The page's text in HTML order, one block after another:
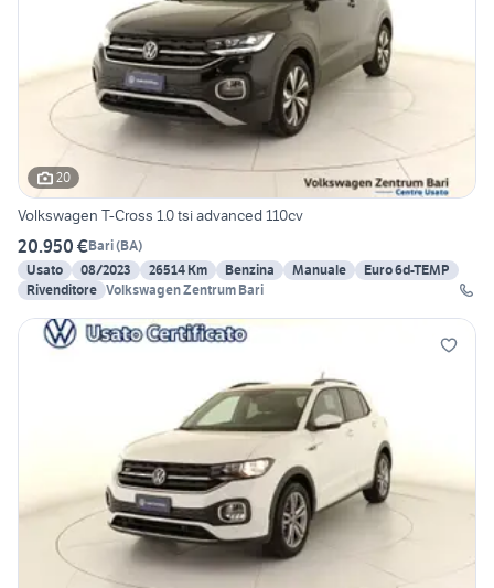
20
Volkswagen T-Cross 1.0 tsi advanced 110cv
20.950 €Bari(BA)
Usato
08/2023 26514 Km Benzina Manuale
Euro 6d-TEMP
Rivenditore Volkswagen Zentrum Bari